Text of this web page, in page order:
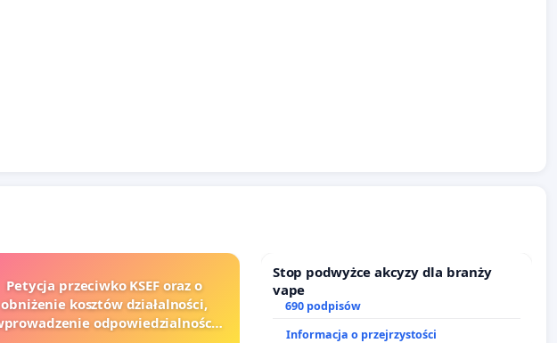
w
wspomnianych linii
do wstrzymania
Petycja przeciwko KSEF oraz o
obniżenie kosztów działalności,
odpowiedzialności
Stop podwyżce akcyzy dla branży
vape
690 podpisów
Informacja o przejrzystości